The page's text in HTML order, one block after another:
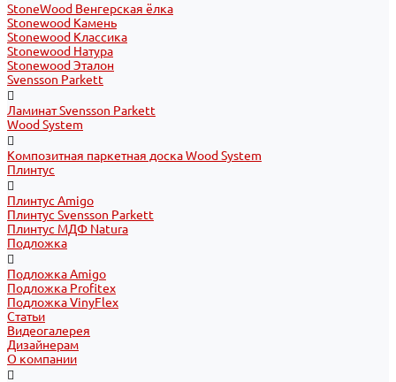
StoneWood Венгерская ёлка
Stonewood Камень
Stonewood Классика
Stonewood Натура
Stonewood Эталон
Svensson Parkett
Ламинат Svensson Parkett
Wood System
Композитная паркетная доска Wood System
Плинтус
Плинтус Amigo
Плинтус Svensson Parkett
Плинтус МДФ Natura
Подложка
Подложка Amigo
Подложка Profitex
Подложка VinyFlex
Статьи
Видеогалерея
Дизайнерам
О компании